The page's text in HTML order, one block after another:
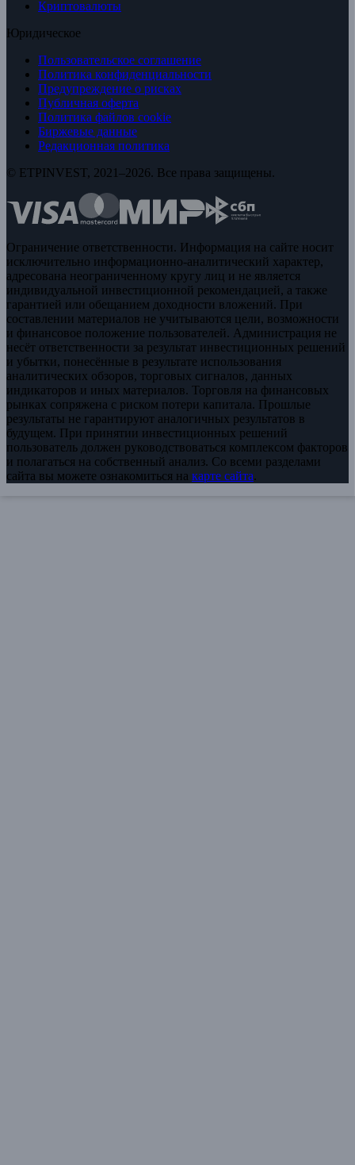
Криптовалюты
Юридическое
Пользовательское соглашение
Политика конфиденциальности
Предупреждение о рисках
Публичная оферта
Политика файлов cookie
Биржевые данные
Редакционная политика
© ETPINVEST, 2021–2026. Все права защищены.
Ограничение ответственности. Информация на сайте носит
исключительно информационно-аналитический характер,
адресована неограниченному кругу лиц и не является
индивидуальной инвестиционной рекомендацией, а также
гарантией или обещанием доходности вложений. При
составлении материалов не учитываются цели, возможности
и финансовое положение пользователей. Администрация не
несёт ответственности за результат инвестиционных решений
и убытки, понесённые в результате использования
аналитических обзоров, торговых сигналов, данных
индикаторов и иных материалов. Торговля на финансовых
рынках сопряжена с риском потери капитала. Прошлые
результаты не гарантируют аналогичных результатов в
будущем. При принятии инвестиционных решений
пользователь должен руководствоваться комплексом факторов
и полагаться на собственный анализ. Со всеми разделами
сайта вы можете ознакомиться на карте сайта.